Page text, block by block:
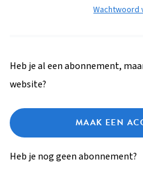
Wachtwoord
Heb je al een abonnement,
website?
MAAK EEN
Heb je nog geen abonnement?